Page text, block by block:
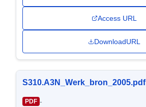
Access URL
DownloadURL
S310.A3N_Werk_bron_2005.pdf
PDF -